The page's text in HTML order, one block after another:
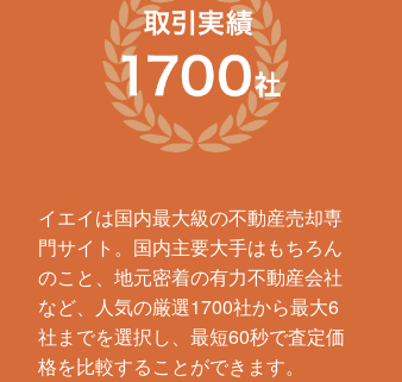
イエイは国内最大級の不動産売却専
門サイト。国内主要大手はもちろん
のこと、地元密着の有力不動産会社
など、人気の厳選1700社から最大6
社までを選択し、最短60秒で査定価
格を比較することができます。